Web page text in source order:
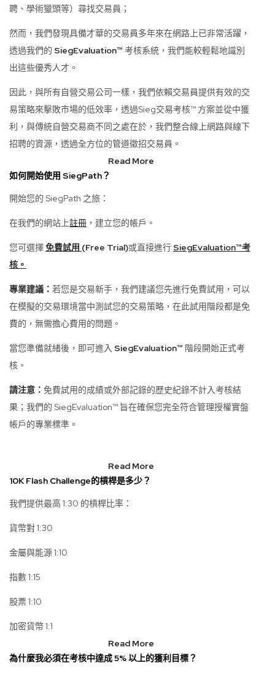
聘、學術獵頭等）尋找交易員；
然而，我們發現具備才華的交易員多年來在網路上已非常活躍，
透過我們的 SiegEvaluation™ 考核系統，我們能較輕鬆地識別
出這些優秀人才。
因此，與所有自營交易公司一樣，我們依賴交易員提供有效的交
易策略來擊敗市場的低效率，透過Sieg交易考核™ 方案並從中獲
利，與傳統自營交易商不同之處在於，我們整合線上網路與線下
招聘的資源，透過全方位的管道徵招交易員。
Read More
如何開始使用 SiegPath？
開始您的 SiegPath 之旅：
在我們的網站上註冊 ，建立您的帳戶。
您可選擇免費試用 (Free Trial)或直接進行SiegEvaluation™考
核。
專業建議： 若您是交易新手，我們建議您先進行免費試用，可以
在模擬的交易環境當中測試您的交易策略，在此試用階段都是免
費的，無需擔心費用的問題。
當您準備就緒後，即可進入 SiegEvaluation™ 階段開始正式考
核。
請注意： 免費試用的成績或外部記錄的歷史紀錄不計入考核結
果；我們的 SiegEvaluation™ 旨在確保您完全符合管理授權實盤
帳戶的專業標準。
Read More
10K Flash Challenge的槓桿是多少？
我們提供最高 1:30 的槓桿比率：
貨幣對 1:30
金屬與能源 1:10
指數 1:15
股票 1:10
加密貨幣 1:1
Read More
為什麼我必須在考核中達成 5% 以上的獲利目標？